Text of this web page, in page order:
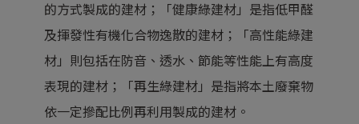
的方式製成的建材；「健康綠建材」是指低甲醛
及揮發性有機化合物逸散的建材；「高性能綠建
材」則包括在防音、透水、節能等性能上有高度
表現的建材；「再生綠建材」是指將本土廢棄物
依一定摻配比例再利用製成的建材。